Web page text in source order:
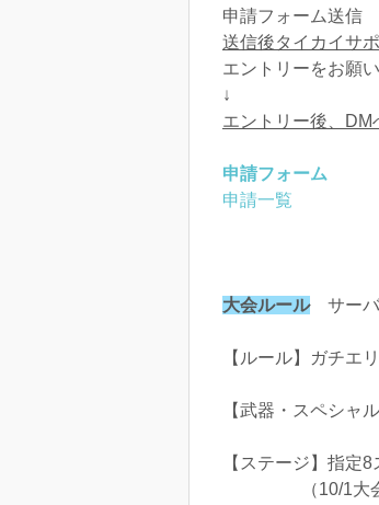
申請フォーム送信
送信後タイカイサ
エントリーをお願
↓
エントリー後、DM
申請フォーム
申請一覧
大会ルールサーバ
【ルール】ガチエ
【武器・スペシャ
【ステージ】指定
（10/1大会の